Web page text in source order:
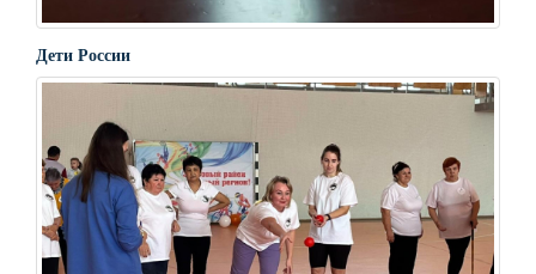
Дети России